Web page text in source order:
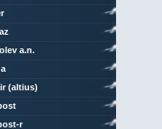
a.n.
(altius)
r